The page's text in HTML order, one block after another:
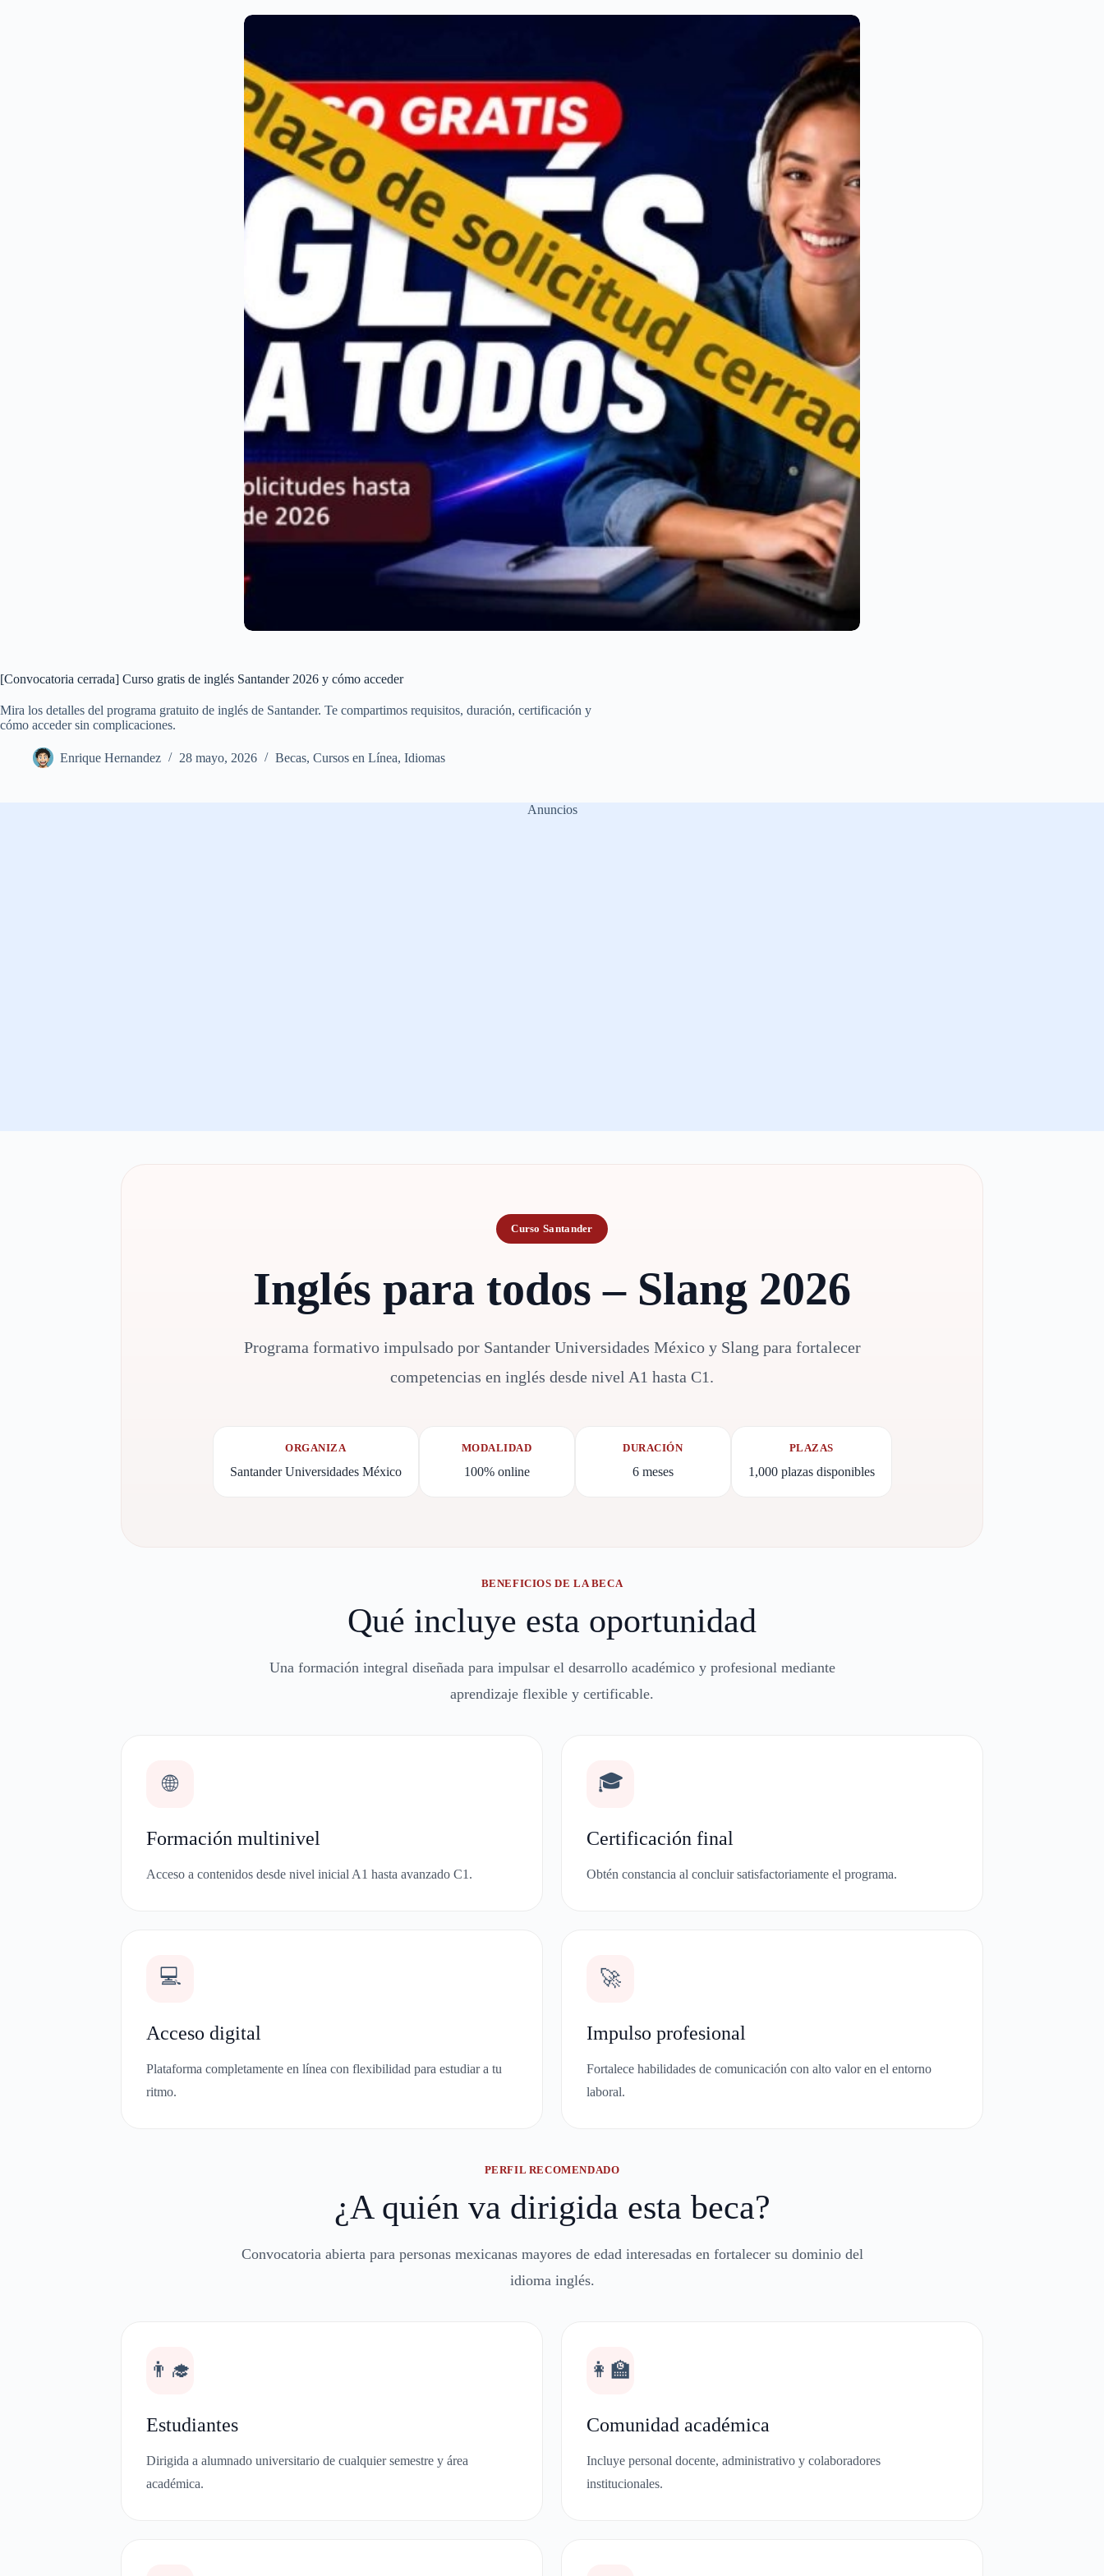
[Convocatoria cerrada] Curso gratis de inglés Santander 2026 y cómo acceder
Mira los detalles del programa gratuito de inglés de Santander. Te compartimos requisitos, duración, certificación y
cómo acceder sin complicaciones.
Enrique Hernandez 28 mayo, 2026 Becas, Cursos en Línea, Idiomas
Anuncios
Curso Santander
Inglés para todos – Slang 2026
Programa formativo impulsado por Santander Universidades México y Slang para fortalecer
competencias en inglés desde nivel A1 hasta C1.
ORGANIZA
Santander Universidades México
MODALIDAD
100% online
DURACIÓN
6 meses
PLAZAS
1,000 plazas disponibles
BENEFICIOS DE LA BECA
Qué incluye esta oportunidad
Una formación integral diseñada para impulsar el desarrollo académico y profesional mediante
aprendizaje flexible y certificable.
🌐
Formación multinivel
Acceso a contenidos desde nivel inicial A1 hasta avanzado C1.
🎓
Certificación final
Obtén constancia al concluir satisfactoriamente el programa.
💻
Acceso digital
Plataforma completamente en línea con flexibilidad para estudiar a tu
ritmo.
🚀
Impulso profesional
Fortalece habilidades de comunicación con alto valor en el entorno
laboral.
PERFIL RECOMENDADO
¿A quién va dirigida esta beca?
Convocatoria abierta para personas mexicanas mayores de edad interesadas en fortalecer su dominio del
idioma inglés.
👨‍🎓
Estudiantes
Dirigida a alumnado universitario de cualquier semestre y área
académica.
👩‍🏫
Comunidad académica
Incluye personal docente, administrativo y colaboradores
institucionales.